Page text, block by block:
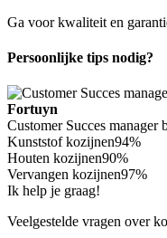
Ga voor kwaliteit en
Persoonlijke tips nodig?
Fortuyn
Customer Succes manager
Kunststof kozijnen94%
Houten kozijnen90%
Vervangen kozijnen97%
Ik help je graag!
Veelgestelde vragen over